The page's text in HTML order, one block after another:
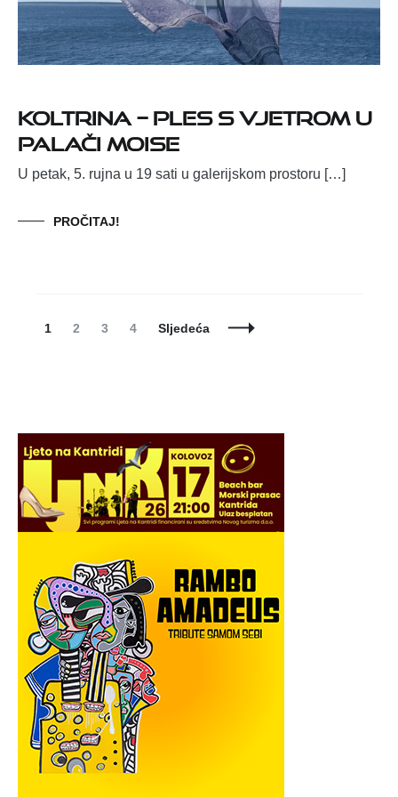
KOLTRINA – ples s vjetrom u
palači Moise
U petak, 5. rujna u 19 sati u galerijskom prostoru […]
PROČITAJ!
Posts
Page
1 Page
2 Page
3 Page
4 Sljedeća